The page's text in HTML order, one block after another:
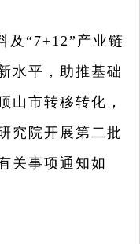
及“7+12”产业链
水平，助推基础
山市转移转化，
究院开展第二批
关事项通知如